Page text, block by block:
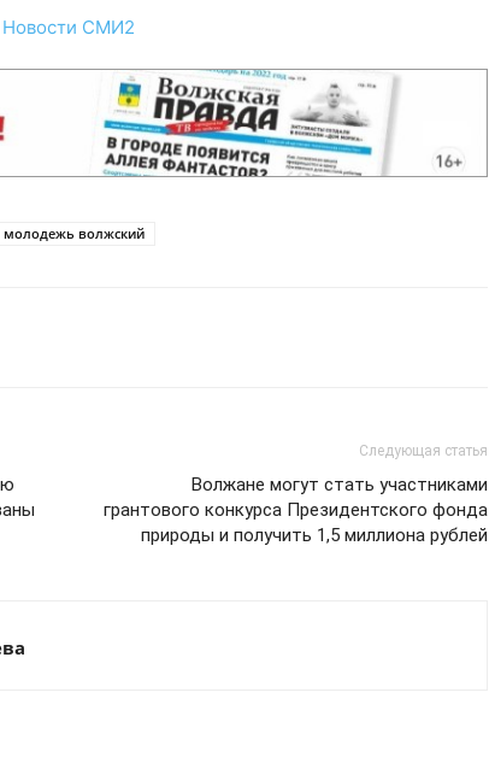
Новости СМИ2
молодежь волжский
Следующая статья
Волжане могут стать участниками
грантового конкурса Президентского фонда
природы и получить 1,5 миллиона рублей